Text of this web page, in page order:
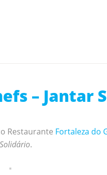
– Jantar
Restaurante Fortaleza do
.